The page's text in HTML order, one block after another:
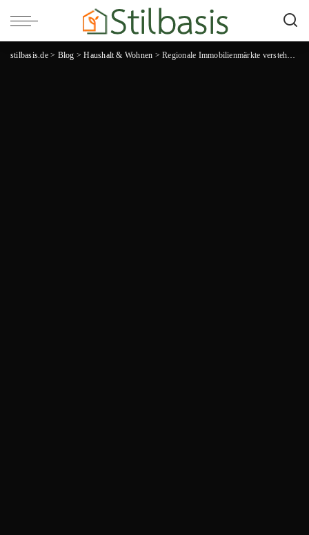
stilbasis.de> Blog >Haushalt & Wohnen >Regionale Immobilienmärkte verstehen: Chancen für Eigentümer im Rhein-Neckar-Gebiet